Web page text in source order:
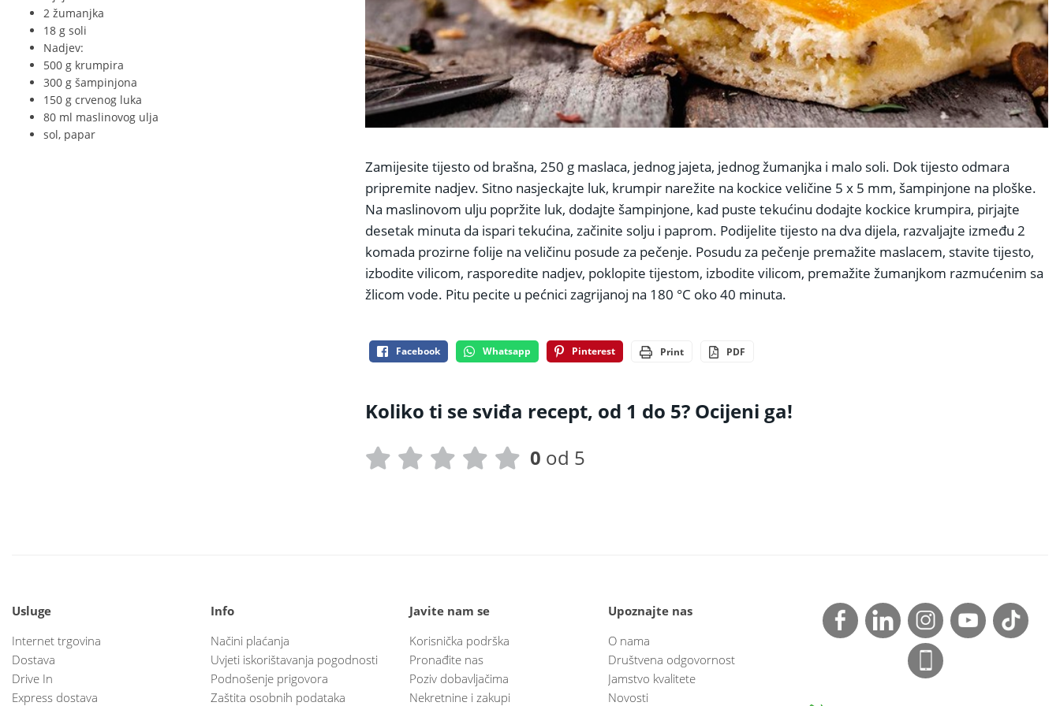
2 žumanjka
18 g soli
Nadjev:
500 g krumpira
300 g šampinjona
150 g crvenog luka
80 ml maslinovog ulja
sol, papar
Zamijesite tijesto od brašna, 250 g maslaca, jednog jajeta, jednog žumanjka i malo soli. Dok tijesto odmara
pripremite nadjev. Sitno nasjeckajte luk, krumpir narežite na kockice veličine 5 x 5 mm, šampinjone na ploške.
Na maslinovom ulju popržite luk, dodajte šampinjone, kad puste tekućinu dodajte kockice krumpira, pirjajte
desetak minuta da ispari tekućina, začinite solju i paprom. Podijelite tijesto na dva dijela, razvaljajte između 2
komada prozirne folije na veličinu posude za pečenje. Posudu za pečenje premažite maslacem, stavite tijesto,
izbodite vilicom, rasporedite nadjev, poklopite tijestom, izbodite vilicom, premažite žumanjkom razmućenim sa
žlicom vode. Pitu pecite u pećnici zagrijanoj na 180 °C oko 40 minuta.
Facebook Whatsapp Pinterest Print PDF
Koliko ti se sviđa recept, od 1 do 5? Ocijeni ga!
0 od 5
Usluge
Internet trgovina
Dostava
Drive In
Express dostava
Info
Načini plaćanja
Uvjeti iskorištavanja pogodnosti
Podnošenje prigovora
Zaštita osobnih podataka
Javite nam se
Korisnička podrška
Pronađite nas
Poziv dobavljačima
Nekretnine i zakupi
Upoznajte nas
O nama
Društvena odgovornost
Jamstvo kvalitete
Novosti